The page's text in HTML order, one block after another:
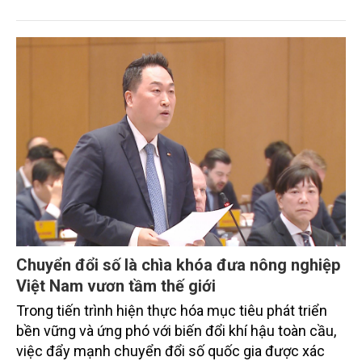
trình thu hút sự tham gia của đông đảo đại biểu đến
từ các cơ quan quản lý nhà nước, đơn vị nghiên cứu,
doanh nghiệp, hợp tác xã và nông dân đang trực
tiếp triển khai mô hình sản xuất lúa phát thải thấp.
Chuyển đổi số là chìa khóa đưa nông nghiệp
Việt Nam vươn tầm thế giới
Trong tiến trình hiện thực hóa mục tiêu phát triển
bền vững và ứng phó với biến đổi khí hậu toàn cầu,
việc đẩy mạnh chuyển đổi số quốc gia được xác